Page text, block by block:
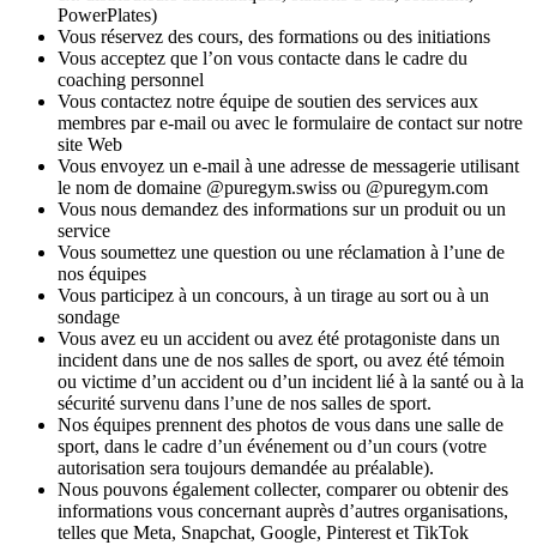
PowerPlates)
Vous réservez des cours, des formations ou des initiations
Vous acceptez que l’on vous contacte dans le cadre du
coaching personnel
Vous contactez notre équipe de soutien des services aux
membres par e-mail ou avec le formulaire de contact sur notre
site Web
Vous envoyez un e-mail à une adresse de messagerie utilisant
le nom de domaine @puregym.swiss ou @puregym.com
Vous nous demandez des informations sur un produit ou un
service
Vous soumettez une question ou une réclamation à l’une de
nos équipes
Vous participez à un concours, à un tirage au sort ou à un
sondage
Vous avez eu un accident ou avez été protagoniste dans un
incident dans une de nos salles de sport, ou avez été témoin
ou victime d’un accident ou d’un incident lié à la santé ou à la
sécurité survenu dans l’une de nos salles de sport.
Nos équipes prennent des photos de vous dans une salle de
sport, dans le cadre d’un événement ou d’un cours (votre
autorisation sera toujours demandée au préalable).
Nous pouvons également collecter, comparer ou obtenir des
informations vous concernant auprès d’autres organisations,
telles que Meta, Snapchat, Google, Pinterest et TikTok